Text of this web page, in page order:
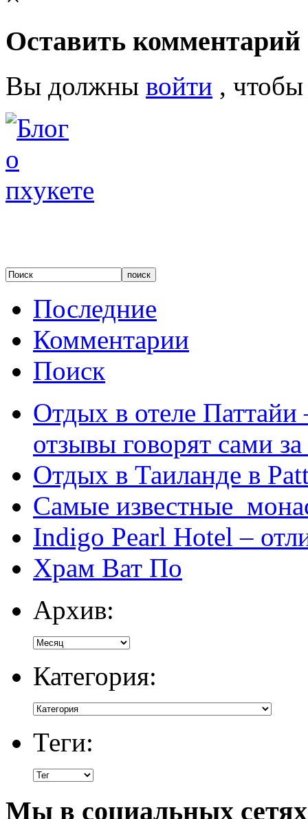
Оставить комментарий
Вы должны войти ,
Последние
Комментарии
Поиск
Отдых в отеле
отзывы говорят сами за
Отдых в Таиланде в
Самые известные
Indigo Pearl Hotel –
Храм Ват По
Архив:
Категория:
Теги:
Мы в социальных сетях